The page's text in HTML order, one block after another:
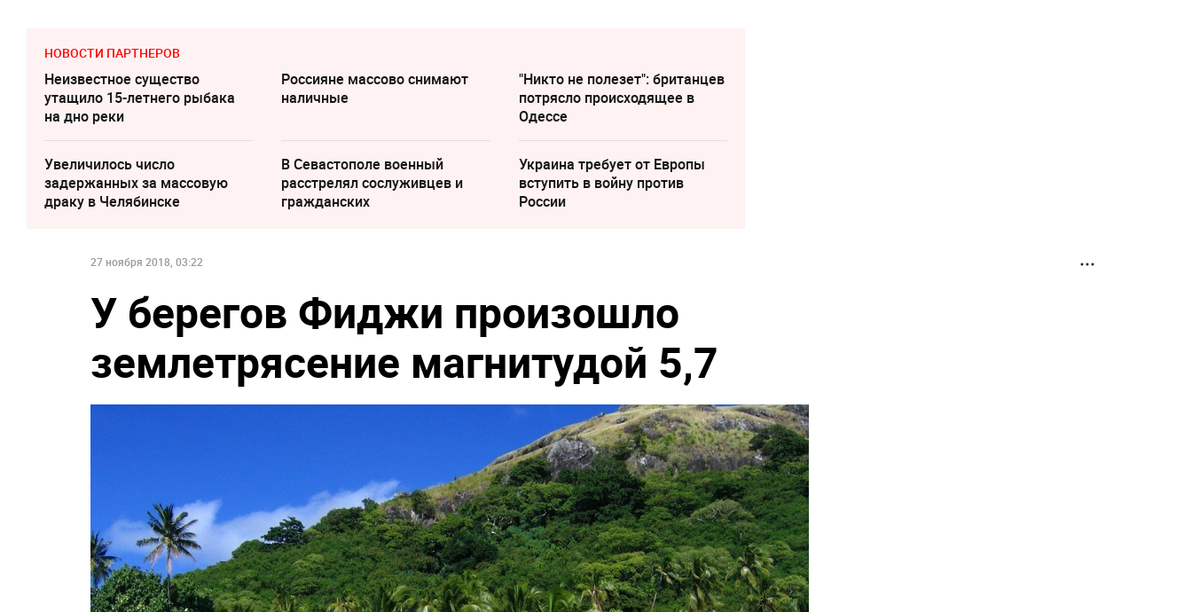
НОВОСТИ ПАРТНЕРОВ
Неизвестное существо
утащило 15-летнего рыбака
на дно реки
Россияне массово снимают
наличные
"Никто не полезет": британцев
потрясло происходящее в
Одессе
Увеличилось число
задержанных за массовую
драку в Челябинске
В Севастополе военный
расстрелял сослуживцев и
гражданских
Украина требует от Европы
вступить в войну против
России
27 ноября 2018, 03:22
У берегов Фиджи произошло
землетрясение магнитудой 5,7